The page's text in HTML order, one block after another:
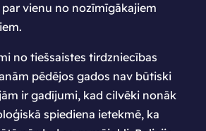
vienu no nozīmīgākajiem
no tiešsaistes tirdzniecības
pēdējos gados nav būtiski
ir gadījumi, kad cilvēki nonāk
spiediena ietekmē, ka